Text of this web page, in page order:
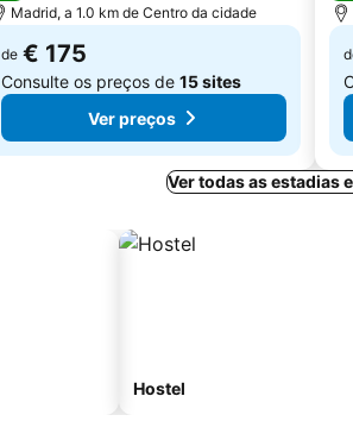
Madrid, a 1.0 km de Centro da cidade
de € 175
Consulte os preços de 15 sites
Ver preços
Ver todas as estadias
Hostel